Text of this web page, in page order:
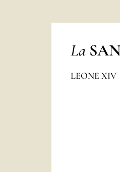
La
LEONE XIV